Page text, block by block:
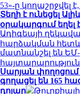
53»-ը կողաշրջվել
Տեղի է ունեցել
օրակարգում եղել
Ադիգեայի
հարձակման
մատնանշել են
Սարյան
գողացել են 165
դոլար